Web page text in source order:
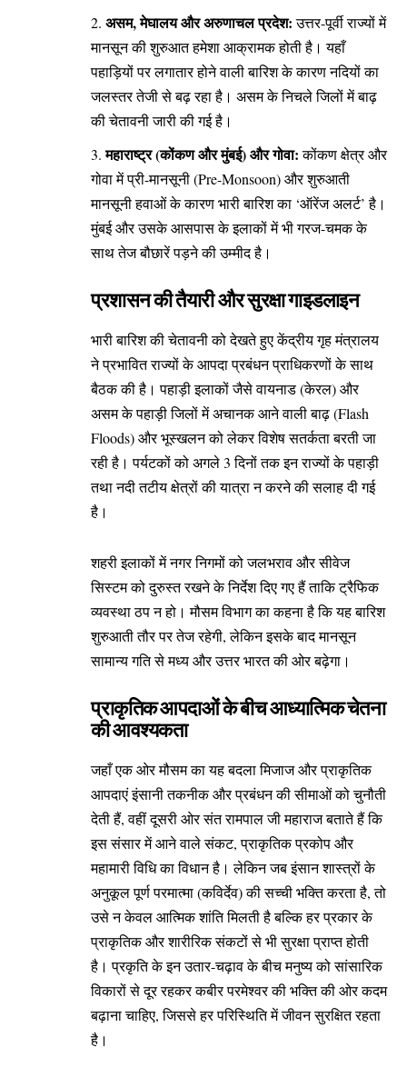
असम, मेघालय और अरुणाचल प्रदेश:उत्तर-पूर्वी राज्यों में
मानसून की शुरुआत हमेशा आक्रामक होती है। यहाँ
पहाड़ियों पर लगातार होने वाली बारिश के कारण नदियों का
जलस्तर तेजी से बढ़ रहा है। असम के निचले जिलों में बाढ़
की चेतावनी जारी की गई है।
महाराष्ट्र (कोंकण और मुंबई) और गोवा:कोंकण क्षेत्र और
गोवा में प्री-मानसूनी (Pre-Monsoon) और शुरुआती
मानसूनी हवाओं के कारण भारी बारिश का ‘ऑरेंज अलर्ट’ है।
मुंबई और उसके आसपास के इलाकों में भी गरज-चमक के
साथ तेज बौछारें पड़ने की उम्मीद है।
​प्रशासन की तैयारी और सुरक्षा गाइडलाइन
​भारी बारिश की चेतावनी को देखते हुए केंद्रीय गृह मंत्रालय
ने प्रभावित राज्यों के आपदा प्रबंधन प्राधिकरणों के साथ
बैठक की है। पहाड़ी इलाकों जैसे वायनाड (केरल) और
असम के पहाड़ी जिलों में अचानक आने वाली बाढ़ (Flash
Floods) और भूस्खलन को लेकर विशेष सतर्कता बरती जा
रही है। पर्यटकों को अगले 3 दिनों तक इन राज्यों के पहाड़ी
तथा नदी तटीय क्षेत्रों की यात्रा न करने की सलाह दी गई
है।
​शहरी इलाकों में नगर निगमों को जलभराव और सीवेज
सिस्टम को दुरुस्त रखने के निर्देश दिए गए हैं ताकि ट्रैफिक
व्यवस्था ठप न हो। मौसम विभाग का कहना है कि यह बारिश
शुरुआती तौर पर तेज रहेगी, लेकिन इसके बाद मानसून
सामान्य गति से मध्य और उत्तर भारत की ओर बढ़ेगा।
प्राकृतिक आपदाओं के बीच आध्यात्मिक चेतना
की आवश्यकता
​जहाँ एक ओर मौसम का यह बदला मिजाज और प्राकृतिक
आपदाएं इंसानी तकनीक और प्रबंधन की सीमाओं को चुनौती
देती हैं, वहीं दूसरी ओर संत रामपाल जी महाराज बताते हैं कि
इस संसार में आने वाले संकट, प्राकृतिक प्रकोप और
महामारी विधि का विधान है। लेकिन जब इंसान शास्त्रों के
अनुकूल पूर्ण परमात्मा (कविर्देव) की सच्ची भक्ति करता है, तो
उसे न केवल आत्मिक शांति मिलती है बल्कि हर प्रकार के
प्राकृतिक और शारीरिक संकटों से भी सुरक्षा प्राप्त होती
है। प्रकृति के इन उतार-चढ़ाव के बीच मनुष्य को सांसारिक
विकारों से दूर रहकर कबीर परमेश्वर की भक्ति की ओर कदम
बढ़ाना चाहिए, जिससे हर परिस्थिति में जीवन सुरक्षित रहता
है।